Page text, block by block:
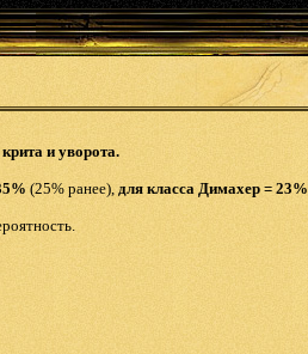
и уворота.
(25% ранее), для класса Димахер = 23%